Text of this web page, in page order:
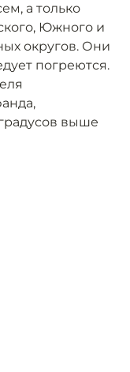
а только
Южного и
округов. Они
погреются.
выше